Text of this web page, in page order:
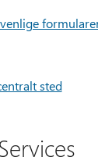
sted